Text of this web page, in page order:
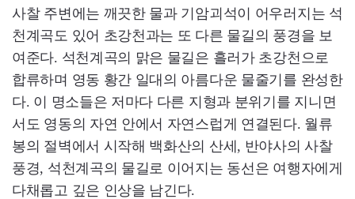
사찰 주변에는 깨끗한 물과 기암괴석이 어우러지는 석
천계곡도 있어 초강천과는 또 다른 물길의 풍경을 보
여준다. 석천계곡의 맑은 물길은 흘러가 초강천으로
합류하며 영동 황간 일대의 아름다운 물줄기를 완성한
다. 이 명소들은 저마다 다른 지형과 분위기를 지니면
서도 영동의 자연 안에서 자연스럽게 연결된다. 월류
봉의 절벽에서 시작해 백화산의 산세, 반야사의 사찰
풍경, 석천계곡의 물길로 이어지는 동선은 여행자에게
다채롭고 깊은 인상을 남긴다.